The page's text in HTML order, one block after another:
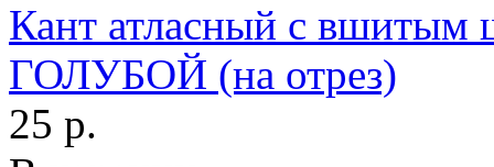
Кант атласный с
ГОЛУБОЙ (на отрез)
25 р.